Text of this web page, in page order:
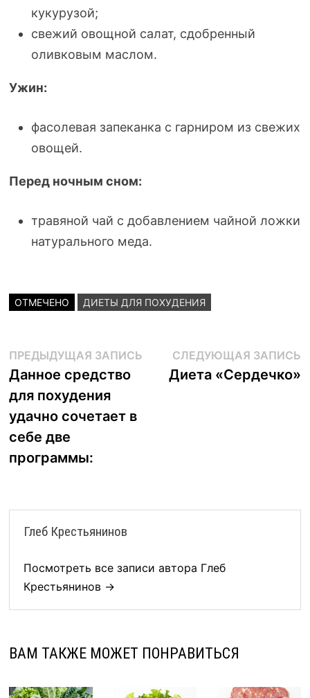
кукурузой;
свежий овощной салат, сдобренный
оливковым маслом.
Ужин:
фасолевая запеканка с гарниром из свежих
овощей.
Перед ночным сном:
травяной чай с добавлением чайной ложки
натурального меда.
ОТМЕЧЕНО ДИЕТЫ ДЛЯ ПОХУДЕНИЯ
Навигация
по
записям
ПРЕДЫДУЩАЯ ЗАПИСЬПредыдущая
запись:
Данное средство
для похудения
удачно сочетает в
себе две
программы:
СЛЕДУЮЩАЯ ЗАПИСЬ
Диета «Сердечко»
Глеб Крестьянинов
Посмотреть все записи автора Глеб
Крестьянинов →
ВАМ ТАКЖЕ МОЖЕТ ПОНРАВИТЬСЯ